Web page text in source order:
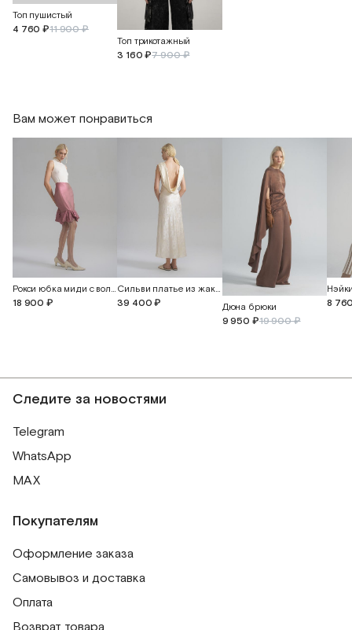
Топ пушистый
4 760 ₽11 900 ₽
Топ трикотажный
3 160 ₽7 900 ₽
Вам может понравиться
Рокси юбка миди с воланом
18 900 ₽
Сильви платье из жаккардового шелка с открытой спиной
39 400 ₽
Дюна брюки
9 950 ₽19 900 ₽
8
Следите за новостями
Telegram
WhatsApp
MAX
Покупателям
Оформление заказа
Самовывоз и доставка
Оплата